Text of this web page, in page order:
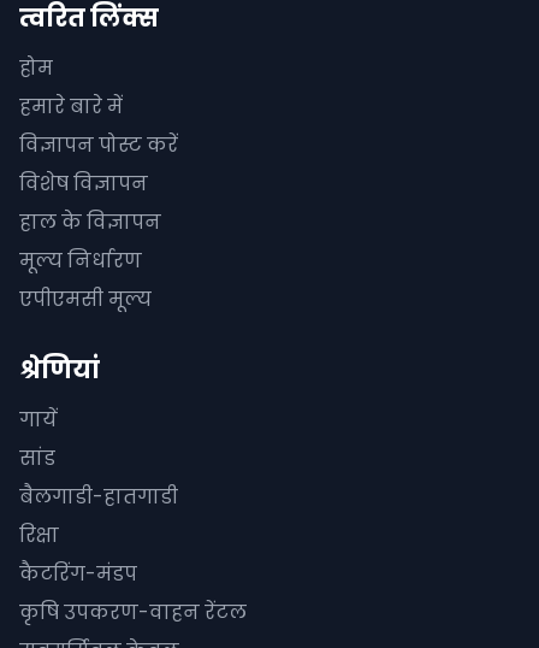
त्वरित लिंक्स
होम
हमारे बारे में
विज्ञापन पोस्ट करें
विशेष विज्ञापन
हाल के विज्ञापन
मूल्य निर्धारण
एपीएमसी मूल्य
श्रेणियां
गायें
सांड
बैलगाडी-हातगाडी
रिक्षा
कैटरिंग-मंडप
कृषि उपकरण-वाहन रेंटल